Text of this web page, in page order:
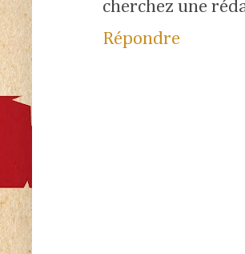
cherchez une
Répondre